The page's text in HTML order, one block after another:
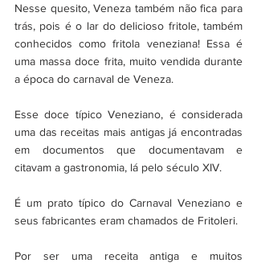
Nesse quesito, Veneza também não fica para
trás, pois é o lar do delicioso fritole, também
conhecidos como fritola veneziana! Essa é
uma massa doce frita, muito vendida durante
a época do carnaval de Veneza.
Esse doce típico Veneziano, é considerada
uma das receitas mais antigas já encontradas
em documentos que documentavam e
citavam a gastronomia, lá pelo século XIV.
É um prato típico do Carnaval Veneziano e
seus fabricantes eram chamados de Fritoleri.
Por ser uma receita antiga e muitos